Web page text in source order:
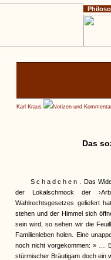
Karl Kraus Notizen und
Das
Schadchen
. Das
der Lokalschmock der
Wahlrechtsgesetzes geliefert
stehen und der Himmel sich
sein wird, so sehen wir die
Familienleben holen. Eine
noch nicht vorgekommen: » …
stürmischer Bräutigam doch ein